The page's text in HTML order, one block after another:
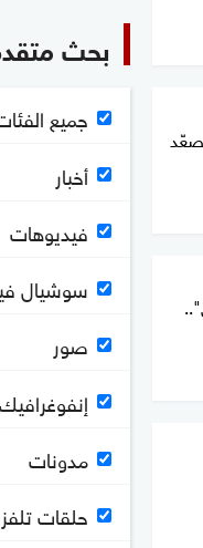
بحث
جميع
أخبار
فيديوهات
سوشيال
صور
إنفوغرافيك
مدونات
حلقات